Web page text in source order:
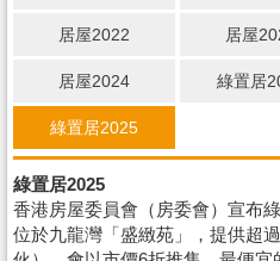
居屋2022 居屋
居屋2024 綠置居
綠置居2025
綠置居2025
香港房屋委員會（房委會）宣布
位於九龍灣「盛緻苑」，提供超